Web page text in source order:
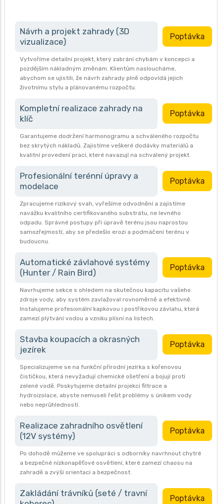
Návrh a projekt zahrady (3D
vizualizace)
Poptávka
Vytvoříme detailní projekt, který zabrání chybám v koncepci a
pozdějším nákladným změnám. Klientům nasloucháme,
abychom se ujistili, že návrh zahrady plně odpovídá jejich
životnímu stylu a plánovanému rozpočtu.
Kompletní realizace zahrady na
klíč
Poptávka
Garantujeme dodržení harmonogramu a schváleného rozpočtu
bez skrytých nákladů. Zajistíme veškeré dodávky materiálů a
kvalitní provedení prací, které navazují na schválený projekt.
Profesionální terénní úpravy a
modelace
Poptávka
Zpracujeme rizikový svah, vyřešíme odvodnění a zajistíme
navážku kvalitního certifikovaného substrátu, ne levného
odpadu. Správné postupy při úpravě terénu jsou naprostou
samozřejmostí, aby se předešlo erozi a podmáčení terénu v
budoucnu.
Automatické závlahové systémy
(Hunter / Rain Bird)
Poptávka
Navrhujeme sekce s ohledem na skutečnou kapacitu vašeho
zdroje vody, aby systém zavlažoval rovnoměrně a efektivně.
Instalujeme profesionální kapkovou i postřikovou závlahu, která
zamezí plýtvání vodou a vzniku plísní na listech.
Stavba koupacích a okrasných
jezírek
Poptávka
Specializujeme se na funkční přírodní jezírka s kořenovou
čističkou, která nevyžadují chemické ošetření a bojují proti
zelené vodě. Poskytujeme detailní projekci filtrace a
hydroizolace, abyste nemuseli řešit problémy s únikem vody
nebo neprůhledností.
Realizace zahradního osvětlení
(12V systémy)
Poptávka
Po dohodě můžeme ve spolupráci s odborníky navrhnout chytré
a bezpečné nízkonapěťové osvětlení, které zamezí chaosu na
zahradě a zvýší orientaci a bezpečnost.
Zakládání trávníků (seté / travní
Poptávka